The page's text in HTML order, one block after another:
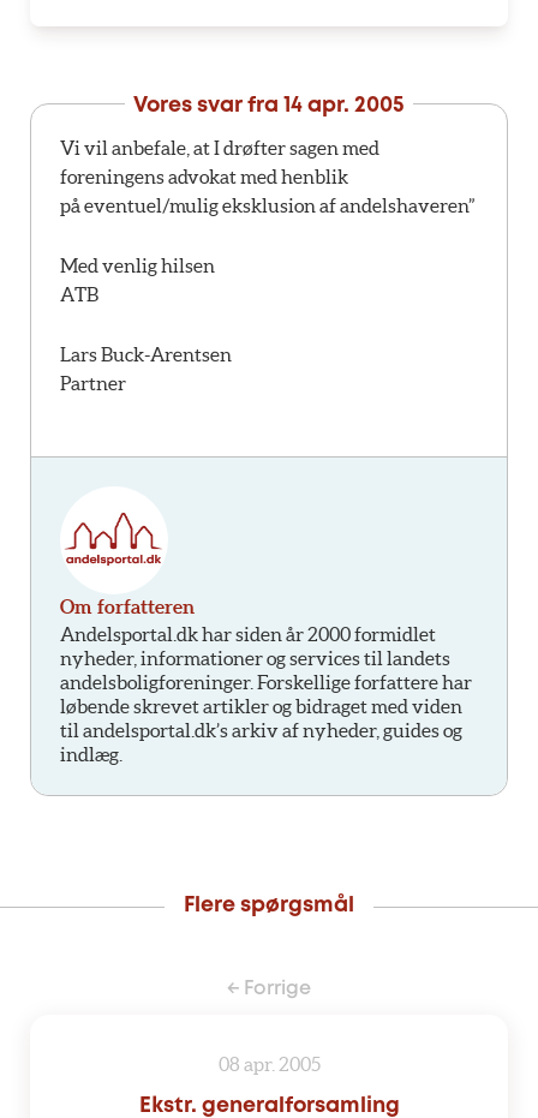
Vores svar fra 14 apr. 2005
Vi vil anbefale, at I drøfter sagen med
foreningens advokat med henblik
på eventuel/mulig eksklusion af andelshaveren”
Med venlig hilsen
ATB
Lars Buck-Arentsen
Partner
Om forfatteren
Andelsportal.dk har siden år 2000 formidlet
nyheder, informationer og services til landets
andelsboligforeninger. Forskellige forfattere har
løbende skrevet artikler og bidraget med viden
til andelsportal.dk’s arkiv af nyheder, guides og
indlæg.
Flere spørgsmål
← Forrige
08 apr. 2005
Ekstr. generalforsamling